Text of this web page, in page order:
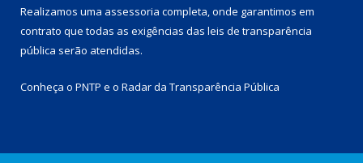
Realizamos uma assessoria completa, onde garantimos em
contrato que todas as exigências das leis de transparência
pública serão atendidas.
Conheça o PNTP e o Radar da Transparência Pública